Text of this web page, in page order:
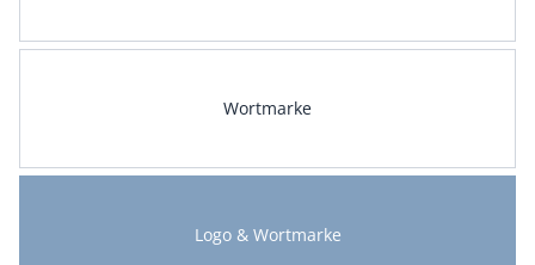
Wortmarke
Logo & Wortmarke